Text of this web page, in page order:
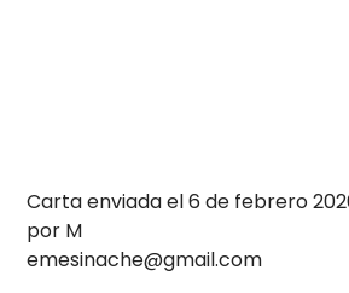
Carta enviada el 6 de febrero
por M
emesinache@gmail.com